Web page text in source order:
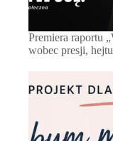
Premiera raportu
wobec presji,